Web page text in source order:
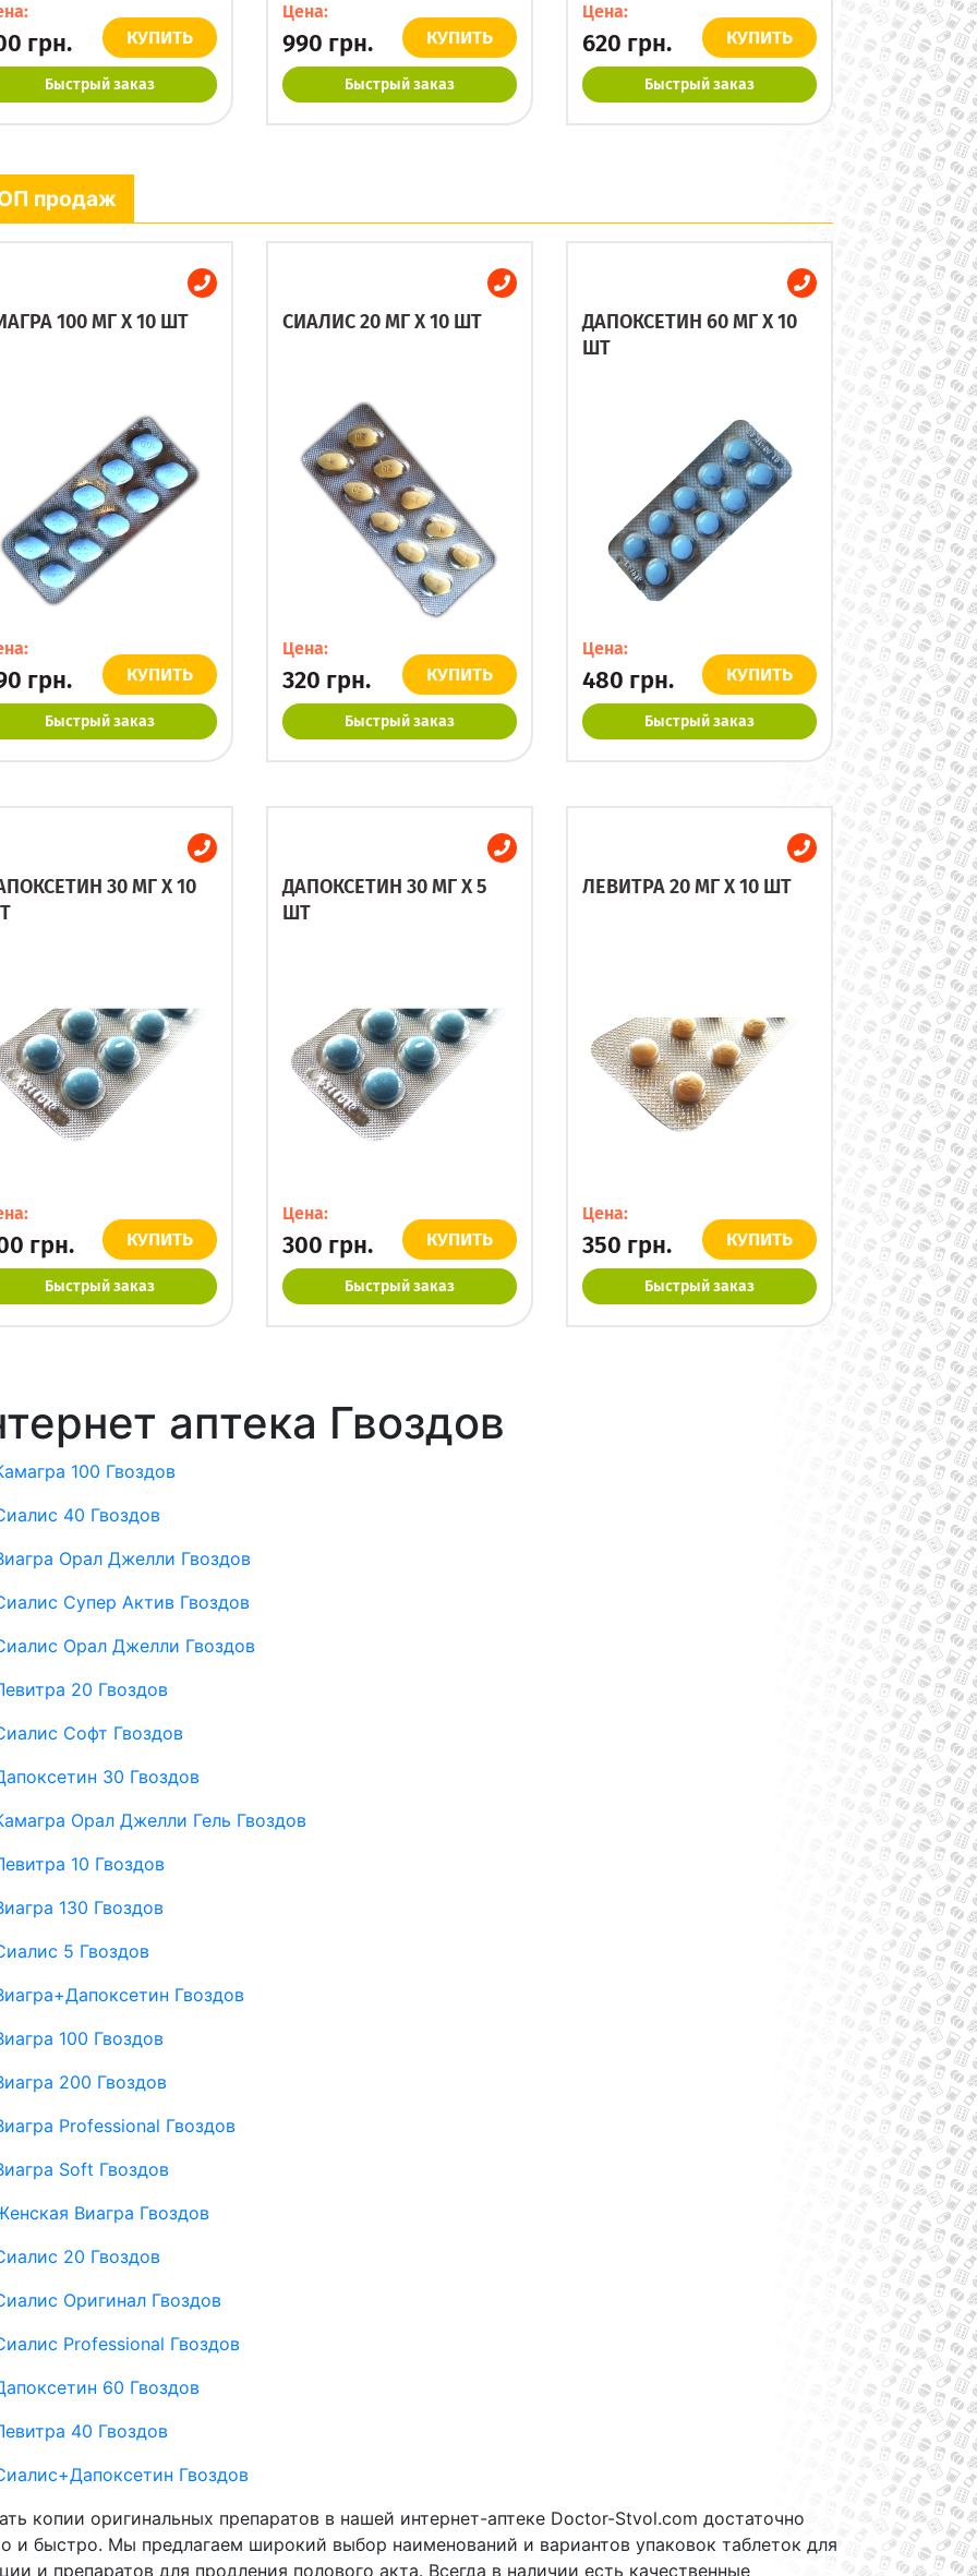
грн. КУПИТЬ
Быстрый заказ
Цена:
990 грн. КУПИТЬ
Быстрый заказ
Цена:
620 грн. КУПИТЬ
Быстрый заказ
продаж
100 МГ X 10 ШТ
грн. КУПИТЬ
Быстрый заказ
СИАЛИС 20 МГ X 10 ШТ
Цена:
320 грн. КУПИТЬ
Быстрый заказ
ДАПОКСЕТИН 60 МГ X 10
ШТ
Цена:
480 грн. КУПИТЬ
Быстрый заказ
30 МГ X 10
грн. КУПИТЬ
Быстрый заказ
ДАПОКСЕТИН 30 МГ X 5
ШТ
Цена:
300 грн. КУПИТЬ
Быстрый заказ
ЛЕВИТРА 20 МГ X 10 ШТ
Цена:
350 грн. КУПИТЬ
Быстрый заказ
аптека Гвоздов
100 Гвоздов
40 Гвоздов
Орал Джелли Гвоздов
Супер Актив Гвоздов
Орал Джелли Гвоздов
20 Гвоздов
Софт Гвоздов
30 Гвоздов
Орал Джелли Гель Гвоздов
10 Гвоздов
130 Гвоздов
5 Гвоздов
Гвоздов
100 Гвоздов
200 Гвоздов
Professional Гвоздов
Soft Гвоздов
Виагра Гвоздов
20 Гвоздов
Оригинал Гвоздов
Professional Гвоздов
60 Гвоздов
40 Гвоздов
Гвоздов
копии оригинальных препаратов в нашей интернет-аптеке Doctor-Stvol.com достаточно
и быстро. Мы предлагаем широкий выбор наименований и вариантов упаковок таблеток для
и препаратов для продления полового акта. Всегда в наличии есть качественные